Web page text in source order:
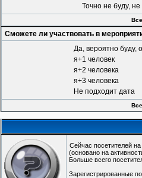
Точно не буду,
Сможете ли участвовать в
Да, вероятно буду,
я+1 человек
я+2 человека
я+3 человека
Не подходит дата
Сейчас посетителей
(основано на
Больше всего
Зарегистрированные